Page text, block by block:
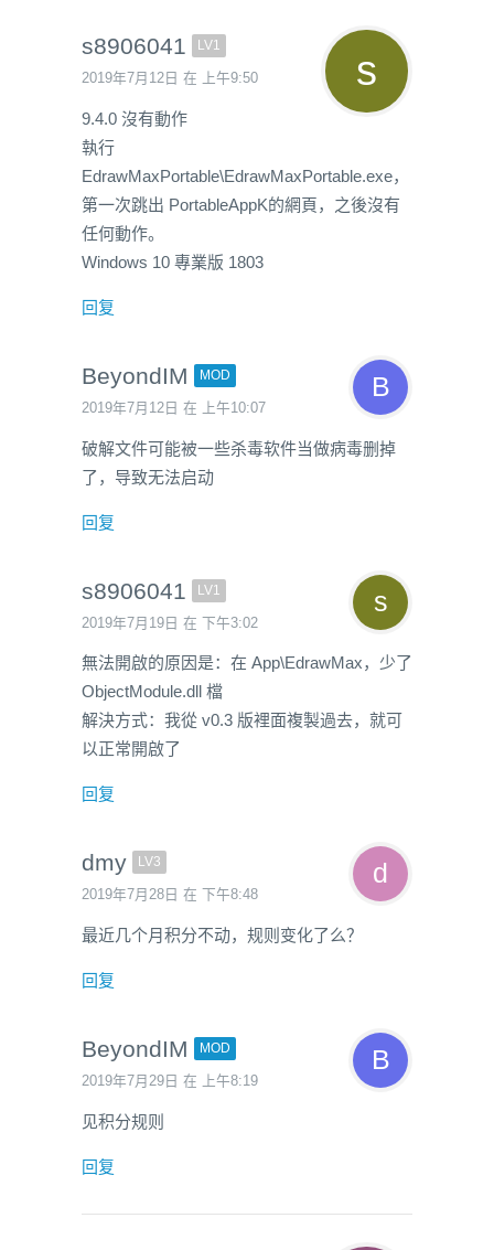
s8906041 LV1
2019年7月12日 在 上午9:50
9.4.0 沒有動作
執行
EdrawMaxPortable\EdrawMaxPortable.exe，
第一次跳出 PortableAppK的網頁，之後沒有
任何動作。
Windows 10 專業版 1803
回复
BeyondIM MOD
2019年7月12日 在 上午10:07
破解文件可能被一些杀毒软件当做病毒删掉
了，导致无法启动
回复
s8906041 LV1
2019年7月19日 在 下午3:02
無法開啟的原因是：在 App\EdrawMax，少了
ObjectModule.dll 檔
解決方式：我從 v0.3 版裡面複製過去，就可
以正常開啟了
回复
dmy LV3
2019年7月28日 在 下午8:48
最近几个月积分不动，规则变化了么？
回复
BeyondIM MOD
2019年7月29日 在 上午8:19
见积分规则
回复